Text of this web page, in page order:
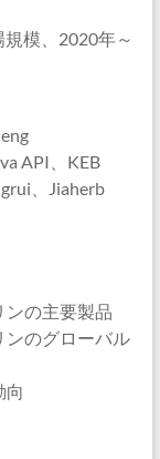
模、2020年～
API、KEB
、Jiaherb
の主要製品
のグローバル